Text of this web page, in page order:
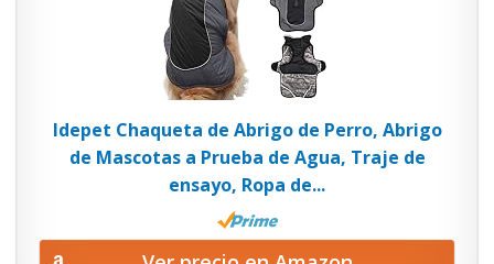
Idepet Chaqueta de Abrigo de Perro, Abrigo
de Mascotas a Prueba de Agua, Traje de
ensayo, Ropa de...